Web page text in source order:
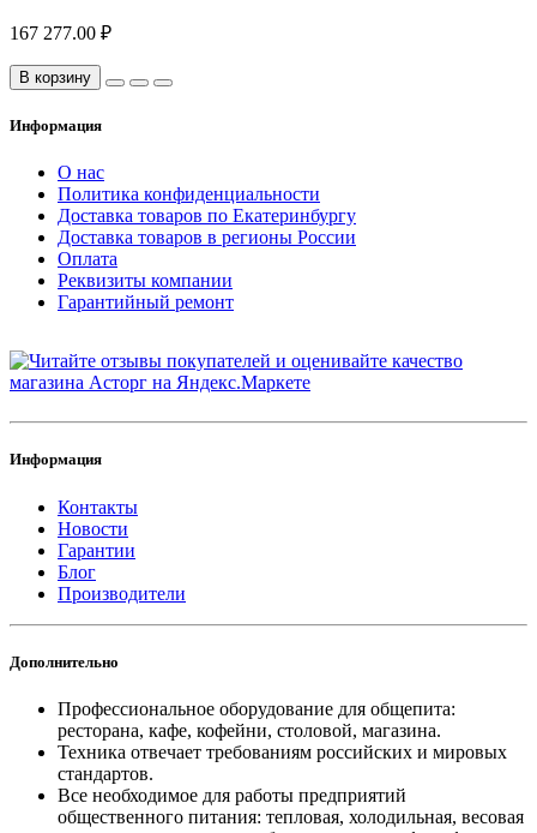
167 277.00 ₽
В корзину
Информация
О нас
Политика конфиденциальности
Доставка товаров по Екатеринбургу
Доставка товаров в регионы России
Оплата
Реквизиты компании
Гарантийный ремонт
Информация
Контакты
Новости
Гарантии
Блог
Производители
Дополнительно
Профессиональное оборудование для общепита:
ресторана, кафе, кофейни, столовой, магазина.
Техника отвечает требованиям российских и мировых
стандартов.
Все необходимое для работы предприятий
общественного питания: тепловая, холодильная, весовая